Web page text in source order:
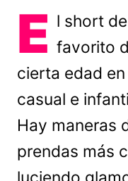
E l short
favorito
cierta edad
casual e
Hay maneras
prendas más